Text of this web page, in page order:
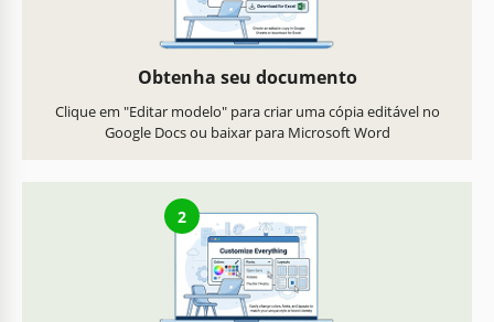
Obtenha seu documento
Clique em "Editar modelo" para criar uma cópia editável no
Google Docs ou baixar para Microsoft Word
2